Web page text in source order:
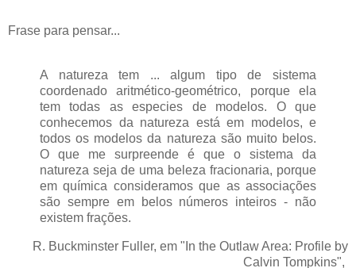
Frase para pensar...
A natureza tem ... algum tipo de sistema
coordenado aritmético-geométrico, porque ela
tem todas as especies de modelos. O que
conhecemos da natureza está em modelos, e
todos os modelos da natureza são muito belos.
O que me surpreende é que o sistema da
natureza seja de uma beleza fracionaria, porque
em química consideramos que as associações
são sempre em belos números inteiros - não
existem frações.
R. Buckminster Fuller, em "In the Outlaw Area: Profile by
Calvin Tompkins",